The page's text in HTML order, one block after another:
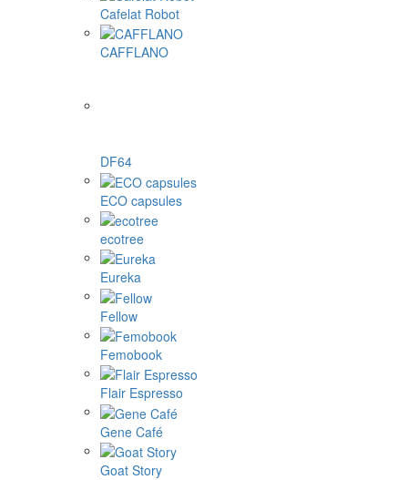
Cafelat Robot
CAFFLANO
DF64
ECO capsules
ecotree
Eureka
Fellow
Femobook
Flair Espresso
Gene Café
Goat Story